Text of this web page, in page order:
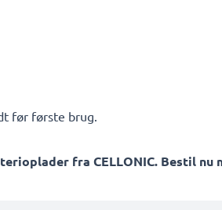
før første brug.
fra CELLONIC. Bestil